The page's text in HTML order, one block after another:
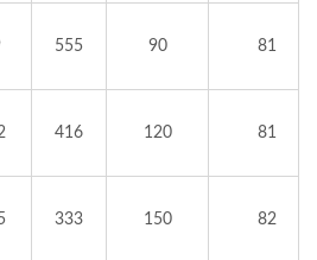
555 90 81
416 120 81
333 150 82